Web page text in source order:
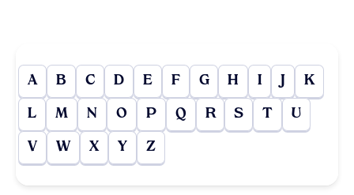
A B C D E F G H I J K
L M N O P Q R S T U
V W X Y Z